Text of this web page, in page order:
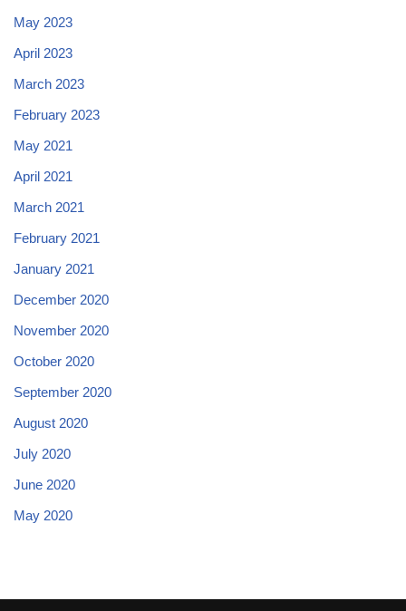
May 2023
April 2023
March 2023
February 2023
May 2021
April 2021
March 2021
February 2021
January 2021
December 2020
November 2020
October 2020
September 2020
August 2020
July 2020
June 2020
May 2020